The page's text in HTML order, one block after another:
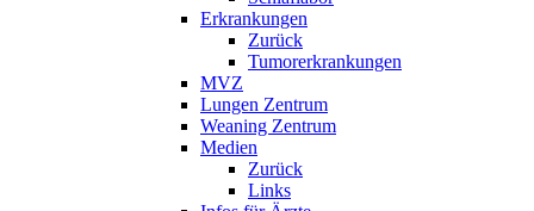
Erkrankungen
Zurück
Tumorerkrankungen
MVZ
Lungen Zentrum
Weaning Zentrum
Medien
Zurück
Links